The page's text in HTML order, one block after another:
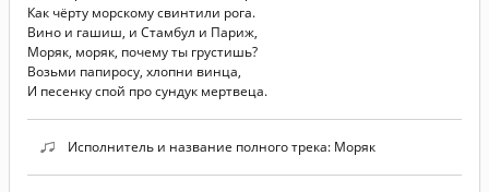
Как чёрту морскому свинтили рога.
Вино и гашиш, и Стамбул и Париж,
Моряк, моряк, почему ты грустишь?
Возьми папиросу, хлопни винца,
И песенку спой про сундук мертвеца.
Исполнитель и название полного трека: Моряк